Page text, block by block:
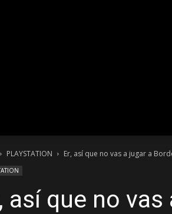
PLAYSTATION Er, así que no vas a jugar a
así que no vas